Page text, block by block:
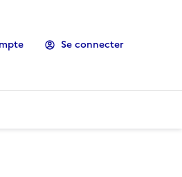
Se connecter